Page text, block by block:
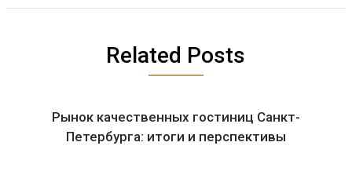
Related Posts
Рынок качественных гостиниц Санкт-
Петербурга: итоги и перспективы